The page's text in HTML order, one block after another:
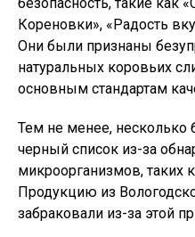
Кореновки», «Радость
Они были признаны
натуральных коровьих
основным стандартам
Тем не менее,
черный список из-за
микроорганизмов, таких
Продукцию из
забраковали из-за этой